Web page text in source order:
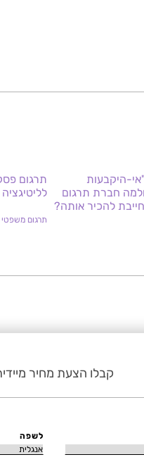
היקבעות
חברת תרגום
להכיר אותה?
תרגום
תרגום משפטי
קבלו הצעת מחיר
לשפה